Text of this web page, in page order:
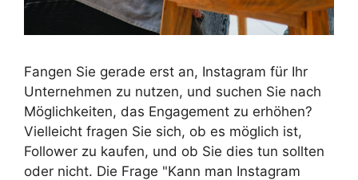
Fangen Sie gerade erst an, Instagram für Ihr
Unternehmen zu nutzen, und suchen Sie nach
Möglichkeiten, das Engagement zu erhöhen?
Vielleicht fragen Sie sich, ob es möglich ist,
Follower zu kaufen, und ob Sie dies tun sollten
oder nicht. Die Frage "Kann man Instagram